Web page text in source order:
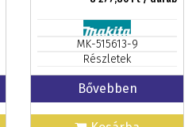
MK-515613-9
Részletek
Bővebben